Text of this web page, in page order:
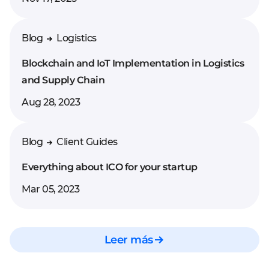
proveedor de software
en logística y blockchain.
plataformas como Clutch
y Goodfirms para elegir la
mejor opción.
Blog Logistics
Blockchain and IoT Implementation in Logistics
and Supply Chain
Aug 28, 2023
Blog Client Guides
Everything about ICO for your startup
Mar 05, 2023
Leer más